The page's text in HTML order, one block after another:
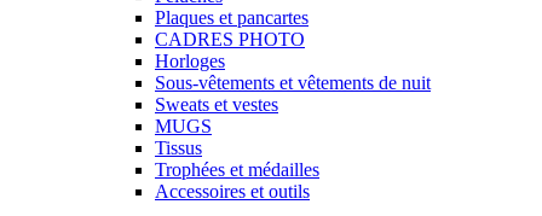
Plaques et pancartes
CADRES PHOTO
Horloges
Sous-vêtements et vêtements de nuit
Sweats et vestes
MUGS
Tissus
Trophées et médailles
Accessoires et outils